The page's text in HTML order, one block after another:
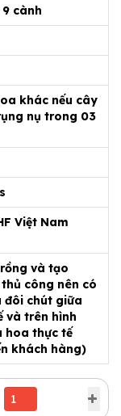
cành
khác nếu cây
nụ trong 03
Việt Nam
và tạo
công nên có
đôi chút giữa
và trên hình
hoa thực tế
khách hàng)